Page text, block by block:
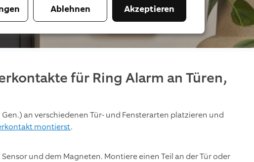
für Ring Alarm an Türen,
an verschiedenen Tür- und Fensterarten platzieren und
montierst.
und dem Magneten. Montiere einen Teil an der Tür oder
Ablehnen Akzeptieren